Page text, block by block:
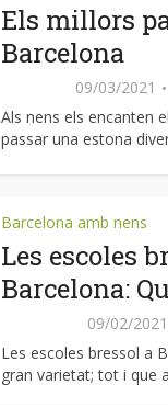
Els millors
Barcelona
09/03/2021
Als nens els encanten
passar una estona
Barcelona amb nens
Les escoles
Barcelona:
09/02/2021
Les escoles bressol a
gran varietat; tot i que